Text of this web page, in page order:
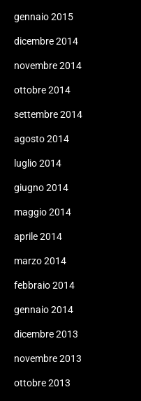
gennaio 2015
dicembre 2014
novembre 2014
ottobre 2014
settembre 2014
agosto 2014
luglio 2014
giugno 2014
maggio 2014
aprile 2014
marzo 2014
febbraio 2014
gennaio 2014
dicembre 2013
novembre 2013
ottobre 2013